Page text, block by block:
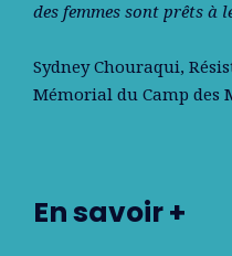
des femmes sont prêts à
Sydney Chouraqui,
Mémorial du Camp des
En savoir +